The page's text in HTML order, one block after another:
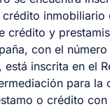
inmobiliario
crédito y
con el
está inscrita en el
para la
o crédito